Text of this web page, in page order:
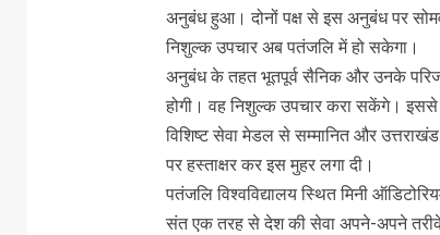
अनुबंध हुआ। दोनों पक्ष से इस अनुबंध पर
निशुल्क उपचार अब पतंजलि में हो सकेगा।
अनुबंध के तहत भूतपूर्व सैनिक और उनके
होगी। वह निशुल्क उपचार करा सकेंगे। इससे
विशिष्ट सेवा मेडल से सम्मानित और
पर हस्ताक्षर कर इस मुहर लगा दी।
पतंजलि विश्वविद्यालय स्थित मिनी
संत एक तरह से देश की सेवा अपने-अपने